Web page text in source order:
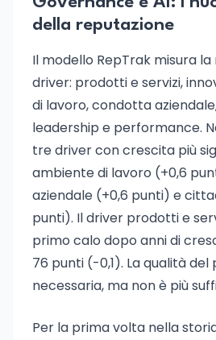
della reputazione
Il modello RepTrak misura
driver: prodotti e servizi,
di lavoro, condotta
leadership e performance.
tre driver con crescita più
ambiente di lavoro (+0,6
aziendale (+0,6 punti) e
punti). Il driver prodotti e
primo calo dopo anni di
76 punti (-0,1). La qualità
necessaria, ma non è più
Per la prima volta nella